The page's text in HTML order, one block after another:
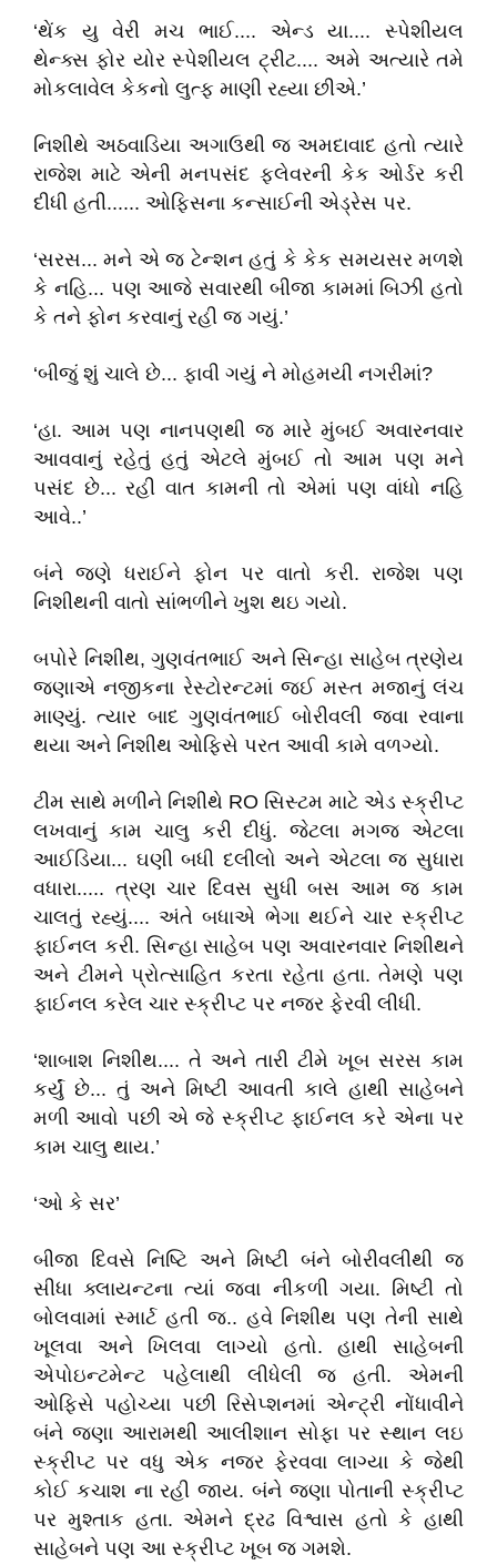
‘થેંક યુ વેરી મચ ભાઈ.... એન્ડ યા.... સ્પેશીયલ
થેન્ક્સ ફોર યોર સ્પેશીયલ ટ્રીટ.... અમે અત્યારે તમે
મોકલાવેલ કેકનો લુત્ફ માણી રહ્યા છીએ.’
નિશીથે અઠવાડિયા અગાઉથી જ અમદાવાદ હતો ત્યારે
રાજેશ માટે એની મનપસંદ ફલેવરની કેક ઓર્ડર કરી
દીધી હતી...... ઓફિસના કન્સાઈની એડ્રેસ પર.
‘સરસ... મને એ જ ટેન્શન હતું કે કેક સમયસર મળશે
કે નહિ... પણ આજે સવારથી બીજા કામમાં બિઝી હતો
કે તને ફોન કરવાનું રહી જ ગયું.’
‘બીજું શું ચાલે છે... ફાવી ગયું ને મોહમયી નગરીમાં?
‘હા. આમ પણ નાનપણથી જ મારે મુંબઈ અવારનવાર
આવવાનું રહેતું હતું એટલે મુંબઈ તો આમ પણ મને
પસંદ છે... રહી વાત કામની તો એમાં પણ વાંધો નહિ
આવે..’
બંને જણે ધરાઈને ફોન પર વાતો કરી. રાજેશ પણ
નિશીથની વાતો સાંભળીને ખુશ થઇ ગયો.
બપોરે નિશીથ, ગુણવંતભાઈ અને સિન્હા સાહેબ ત્રણેય
જણાએ નજીકના રેસ્ટોરન્ટમાં જઈ મસ્ત મજાનું લંચ
માણ્યું. ત્યાર બાદ ગુણવંતભાઈ બોરીવલી જવા રવાના
થયા અને નિશીથ ઓફિસે પરત આવી કામે વળગ્યો.
ટીમ સાથે મળીને નિશીથે RO સિસ્ટમ માટે એડ સ્ક્રીપ્ટ
લખવાનું કામ ચાલુ કરી દીધું. જેટલા મગજ એટલા
આઈડિયા... ઘણી બધી દલીલો અને એટલા જ સુધારા
વધારા..... ત્રણ ચાર દિવસ સુધી બસ આમ જ કામ
ચાલતું રહ્યું.... અંતે બધાએ ભેગા થઈને ચાર સ્ક્રીપ્ટ
ફાઈનલ કરી. સિન્હા સાહેબ પણ અવારનવાર નિશીથને
અને ટીમને પ્રોત્સાહિત કરતા રહેતા હતા. તેમણે પણ
ફાઈનલ કરેલ ચાર સ્ક્રીપ્ટ પર નજર ફેરવી લીધી.
‘શાબાશ નિશીથ.... તે અને તારી ટીમે ખૂબ સરસ કામ
કર્યું છે... તું અને મિષ્ટી આવતી કાલે હાથી સાહેબને
મળી આવો પછી એ જે સ્ક્રીપ્ટ ફાઈનલ કરે એના પર
કામ ચાલુ થાય.’
‘ઓ કે સર’
બીજા દિવસે નિષ્ટિ અને મિષ્ટી બંને બોરીવલીથી જ
સીધા ક્લાયન્ટના ત્યાં જવા નીકળી ગયા. મિષ્ટી તો
બોલવામાં સ્માર્ટ હતી જ.. હવે નિશીથ પણ તેની સાથે
ખૂલવા અને ખિલવા લાગ્યો હતો. હાથી સાહેબની
એપોઇન્ટમેન્ટ પહેલાથી લીધેલી જ હતી. એમની
ઓફિસે પહોચ્યા પછી રિસેપ્શનમાં એન્ટ્રી નોંધાવીને
બંને જણા આરામથી આલીશાન સોફા પર સ્થાન લઇ
સ્ક્રીપ્ટ પર વધુ એક નજર ફેરવવા લાગ્યા કે જેથી
કોઈ કચાશ ના રહી જાય. બંને જણા પોતાની સ્ક્રીપ્ટ
પર મુશ્તાક હતા. એમને દ્રઢ વિશ્વાસ હતો કે હાથી
સાહેબને પણ આ સ્ક્રીપ્ટ ખૂબ જ ગમશે.